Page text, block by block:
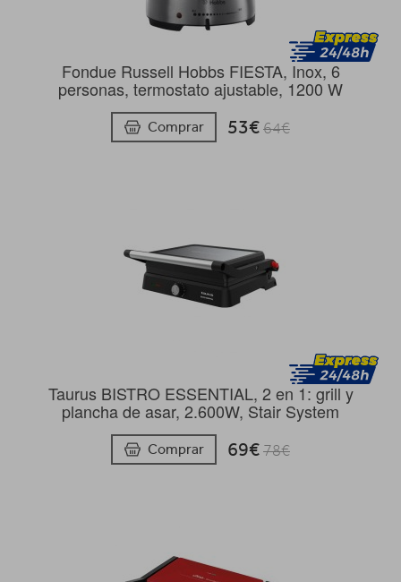
Fondue Russell Hobbs FIESTA, Inox, 6
personas, termostato ajustable, 1200 W
Comprar 53€64€
Taurus BISTRO ESSENTIAL, 2 en 1: grill y
plancha de asar, 2.600W, Stair System
Comprar 69€78€